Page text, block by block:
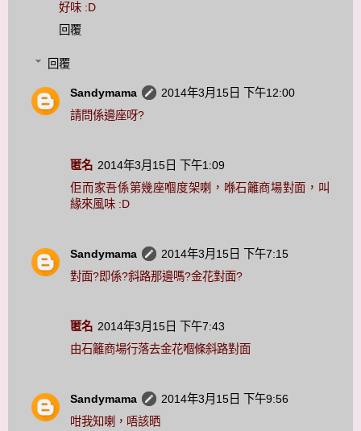
好味 :D
回覆
回覆
Sandymama
2014年3月15日 下午12:00
請問係邊座呀?
匿名 2014年3月15日 下午1:09
佢而家吾係第幾座嗰度架喇，喺石籬商場對面，叫
緣來風味 :D
Sandymama
2014年3月15日 下午7:15
對面?即係?斜路那邊嗎?金花對面?
匿名 2014年3月15日 下午7:43
由石籬商場行落去金花嗰條斜路對面
Sandymama
2014年3月15日 下午9:56
咁我知喇，唔該晒